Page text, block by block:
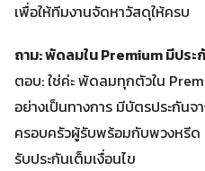
เพื่อให้ทีมงานจัดหาวัสดุให้ครบ
ถาม: พัดลมใน Premium มีปร
ตอบ: ใช่ค่ะ พัดลมทุกตัวใน
อย่างเป็นทางการ มีบัตรประกัน
ครอบครัวผู้รับพร้อมกับพวงหรีด
รับประกันเต็มเงื่อนไข